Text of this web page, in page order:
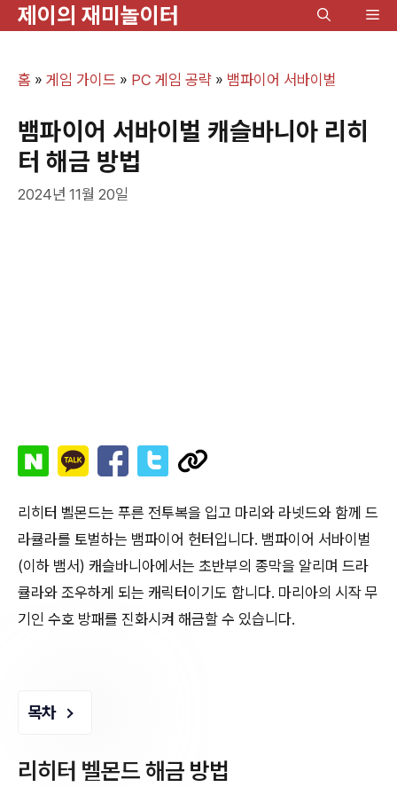
제이의 재미놀이터
메
홈 » 게임 가이드 » PC 게임 공략 » 뱀파이어 서바이벌
뱀파이어 서바이벌 캐슬바니아 리히
터 해금 방법
2024년 11월 20일
리히터 벨몬드는 푸른 전투복을 입고 마리와 라넷드와 함께 드
라큘라를 토벌하는 뱀파이어 헌터입니다. 뱀파이어 서바이벌
(이하 뱀서) 캐슬바니아에서는 초반부의 종막을 알리며 드라
큘라와 조우하게 되는 캐릭터이기도 합니다. 마리아의 시작 무
기인 수호 방패를 진화시켜 해금할 수 있습니다.
목차
리히터 벨몬드 해금 방법